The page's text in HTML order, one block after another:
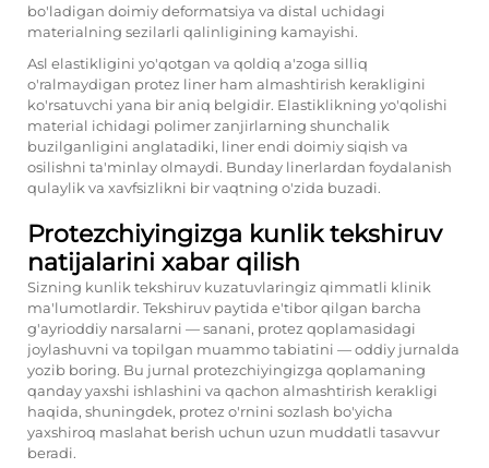
bo'ladigan doimiy deformatsiya va distal uchidagi
materialning sezilarli qalinligining kamayishi.
Asl elastikligini yo'qotgan va qoldiq a'zoga silliq
o'ralmaydigan protez liner ham almashtirish kerakligini
ko'rsatuvchi yana bir aniq belgidir. Elastiklikning yo'qolishi
material ichidagi polimer zanjirlarning shunchalik
buzilganligini anglatadiki, liner endi doimiy siqish va
osilishni ta'minlay olmaydi. Bunday linerlardan foydalanish
qulaylik va xavfsizlikni bir vaqtning o'zida buzadi.
Protezchiyingizga kunlik tekshiruv
natijalarini xabar qilish
Sizning kunlik tekshiruv kuzatuvlaringiz qimmatli klinik
ma'lumotlardir. Tekshiruv paytida e'tibor qilgan barcha
g'ayrioddiy narsalarni — sanani, protez qoplamasidagi
joylashuvni va topilgan muammo tabiatini — oddiy jurnalda
yozib boring. Bu jurnal protezchiyingizga qoplamaning
qanday yaxshi ishlashini va qachon almashtirish kerakligi
haqida, shuningdek, protez o'rnini sozlash bo'yicha
yaxshiroq maslahat berish uchun uzun muddatli tasavvur
beradi.